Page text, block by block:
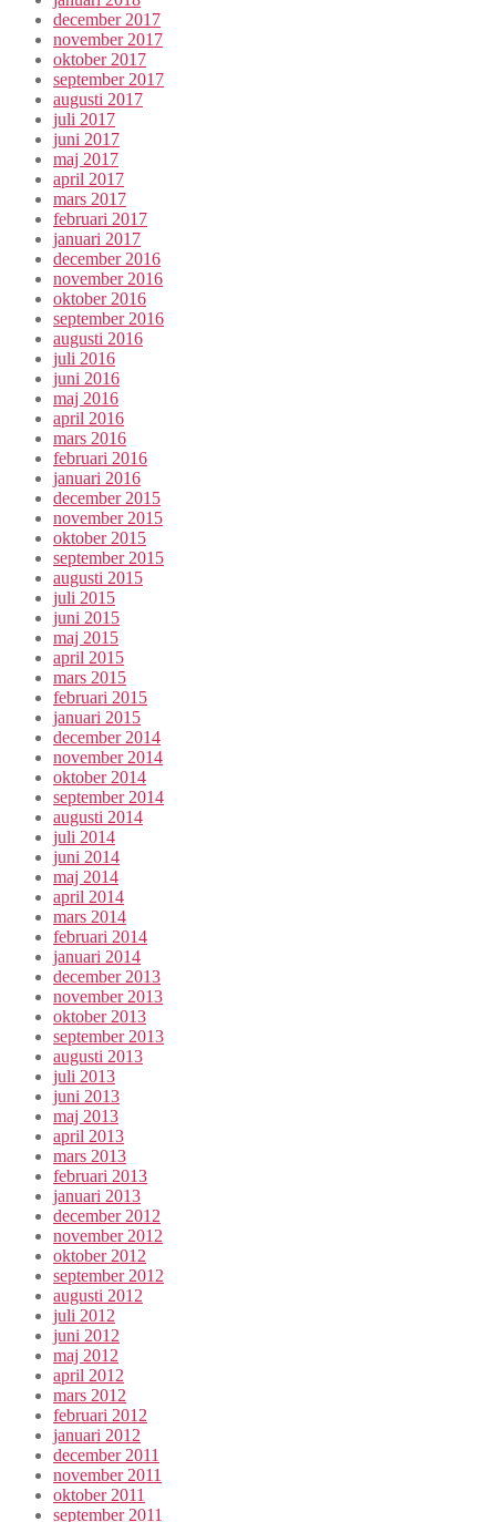
december 2017
november 2017
oktober 2017
september 2017
augusti 2017
juli 2017
juni 2017
maj 2017
april 2017
mars 2017
februari 2017
januari 2017
december 2016
november 2016
oktober 2016
september 2016
augusti 2016
juli 2016
juni 2016
maj 2016
april 2016
mars 2016
februari 2016
januari 2016
december 2015
november 2015
oktober 2015
september 2015
augusti 2015
juli 2015
juni 2015
maj 2015
april 2015
mars 2015
februari 2015
januari 2015
december 2014
november 2014
oktober 2014
september 2014
augusti 2014
juli 2014
juni 2014
maj 2014
april 2014
mars 2014
februari 2014
januari 2014
december 2013
november 2013
oktober 2013
september 2013
augusti 2013
juli 2013
juni 2013
maj 2013
april 2013
mars 2013
februari 2013
januari 2013
december 2012
november 2012
oktober 2012
september 2012
augusti 2012
juli 2012
juni 2012
maj 2012
april 2012
mars 2012
februari 2012
januari 2012
december 2011
november 2011
oktober 2011
september 2011